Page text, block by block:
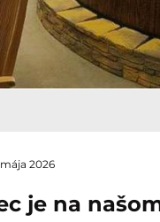
2026
je na